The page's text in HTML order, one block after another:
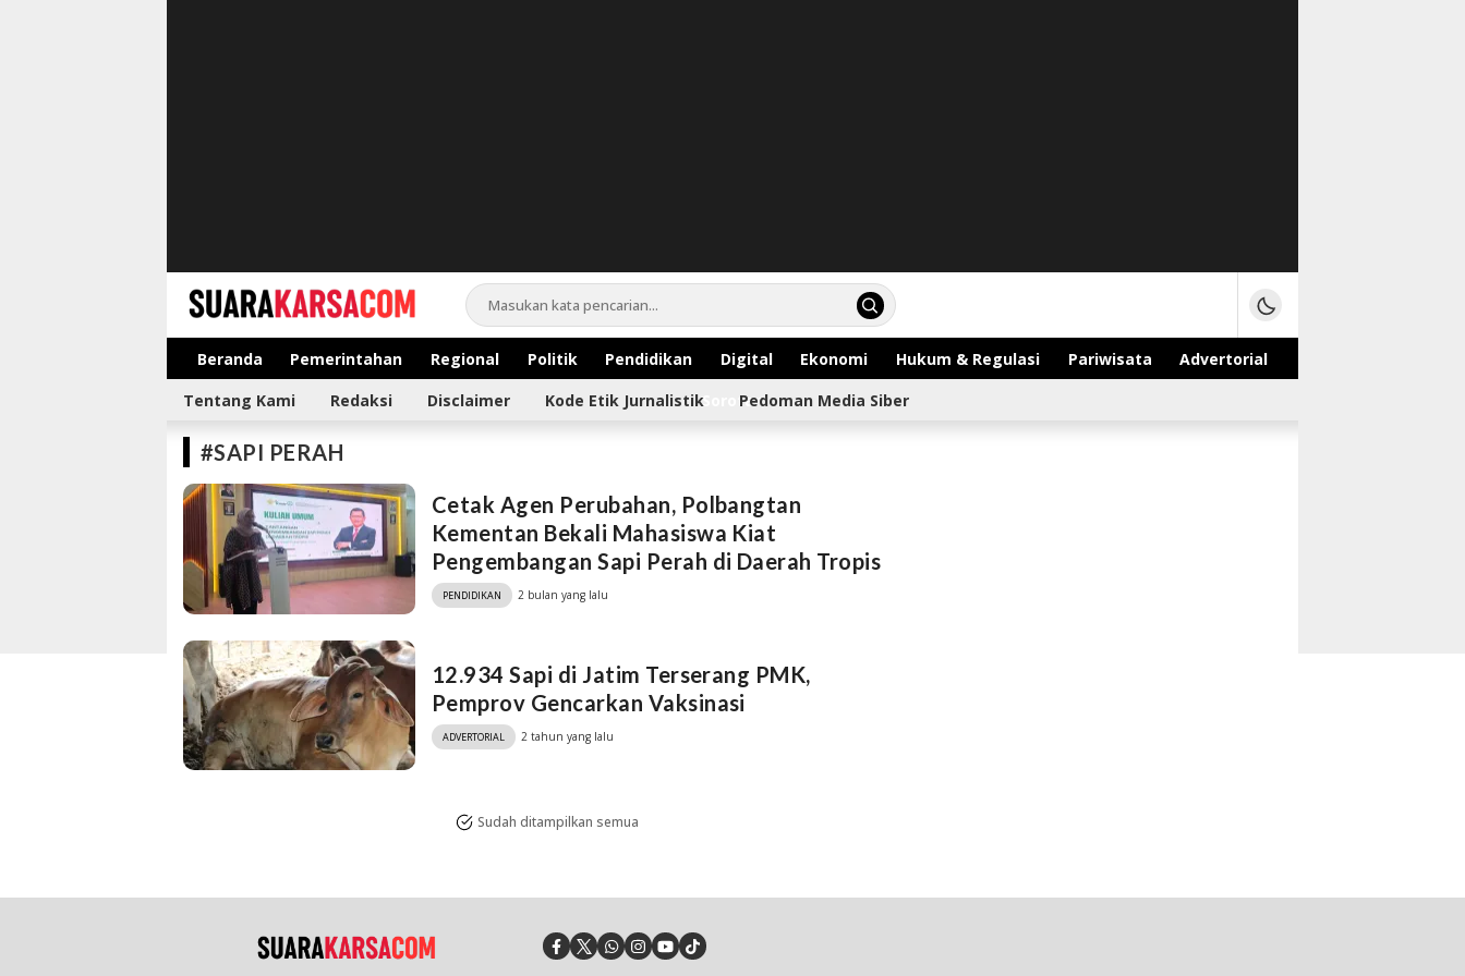
suarakarsa.com
Informasi terpercaya
Beranda Pemerintahan Regional Politik Pendidikan Digital Ekonomi Hukum & Regulasi Pariwisata
Advertorial
Sorotan
Tentang Kami Redaksi Disclaimer Kode Etik Jurnalistik Pedoman Media Siber
#SAPI PERAH
Cetak Agen Perubahan, Polbangtan
Kementan Bekali Mahasiswa Kiat
Pengembangan Sapi Perah di Daerah Tropis
PENDIDIKAN 2 bulan yang lalu
12.934 Sapi di Jatim Terserang PMK,
Pemprov Gencarkan Vaksinasi
ADVERTORIAL 2 tahun yang lalu
Sudah ditampilkan semua